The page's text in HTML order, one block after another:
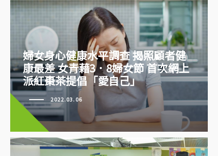
婦女身心健康水平調查 揭照顧者
健康最差 女青藉3．8婦女節 首次
網上派紅棗茶提倡「愛自己」
婦女身心健康水平調查 揭照顧者健
康最差 女青藉3．8婦女節 首次網上
派紅棗茶提倡「愛自己」
2022.03.06